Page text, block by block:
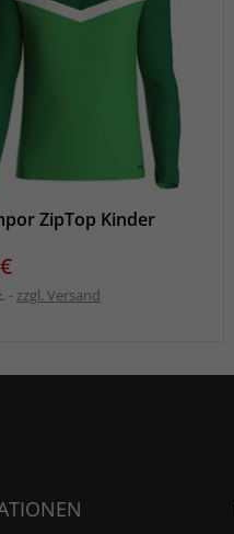
ZipTop Kinder
zzgl. Versand